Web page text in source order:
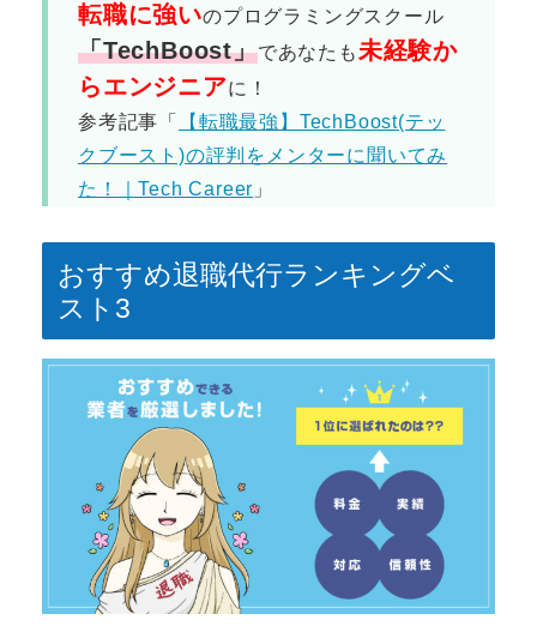
転職に強いのプログラミングスクール
「TechBoost」であなたも 未経験か
らエンジニアに！
参考記事「
【転職最強】TechBoost(テッ
クブースト)の評判をメンターに聞いてみ
た！｜Tech Career 」
おすすめ退職代行ランキングベ
スト3
退職の手順